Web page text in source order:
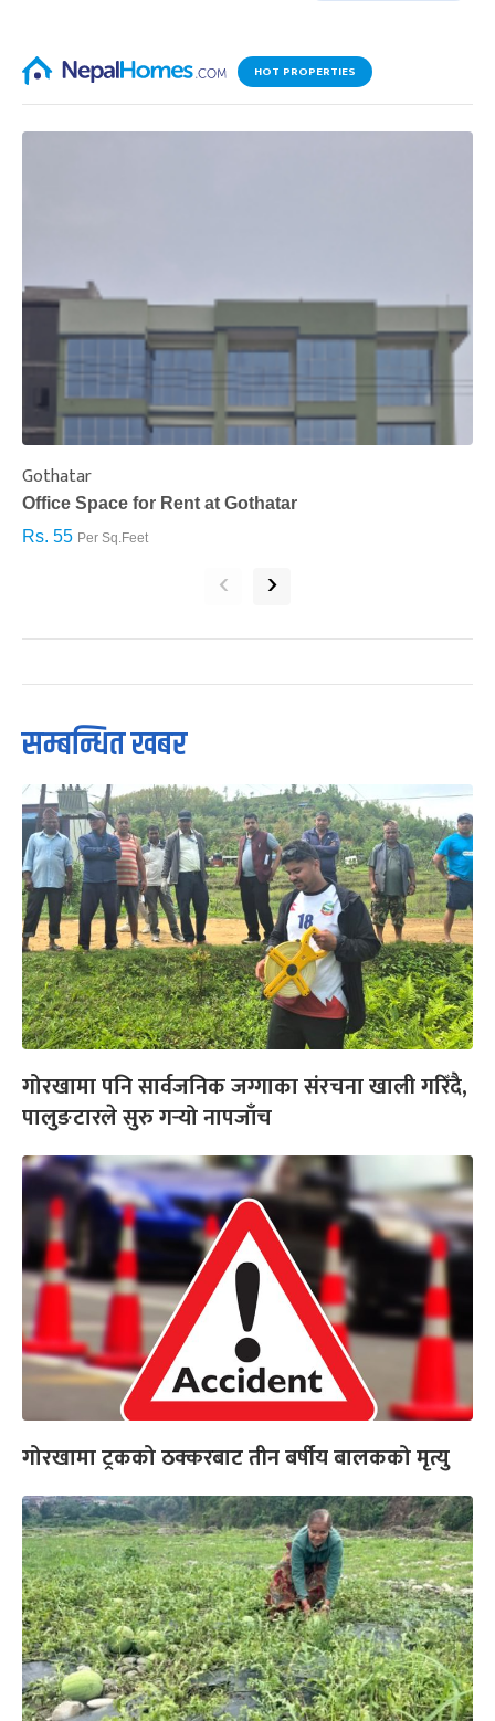
HOT PROPERTIES
Gothatar
Office Space for Rent at Gothatar
Rs. 55 Per Sq.Feet
‹ ›
सम्बन्धित खबर
गोरखामा पनि सार्वजनिक जग्गाका संरचना खाली गरिँदै,
पालुङटारले सुरु गर्‍यो नापजाँच
गोरखामा ट्रकको ठक्करबाट तीन बर्षीय बालकको मृत्यु